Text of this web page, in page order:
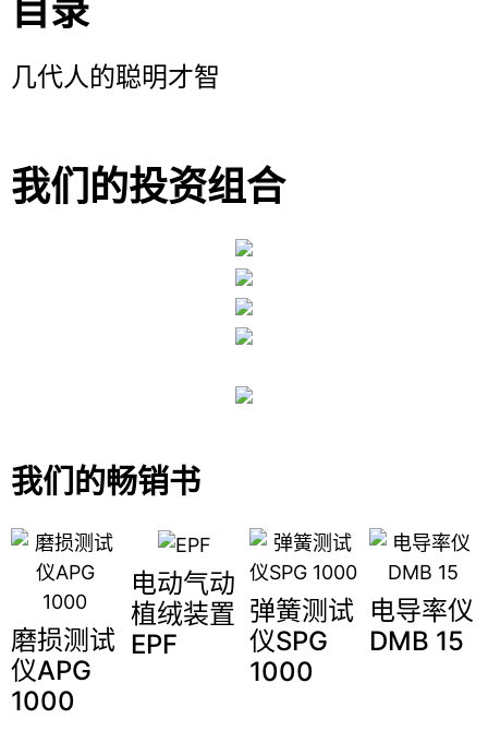
目录
几代人的聪明才智
我们的投资组合
我们的畅销书
磨损测试
仪APG
1000
电动气动
植绒装置
EPF
弹簧测试
仪SPG
1000
电导率仪
DMB 15